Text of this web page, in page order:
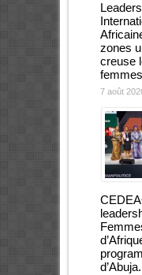
zones
creuse
7 août
d’Abuja.